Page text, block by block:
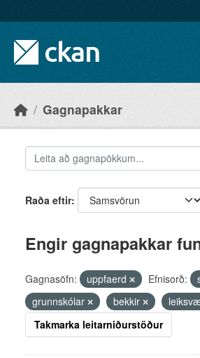
Gagnapakkar
Raða eftir
Engir gagnapakkar
Gagnasöfn: uppfaerd Efnisorð:
grunnskólar
bekkir
Takmarka leitarniðurstöður